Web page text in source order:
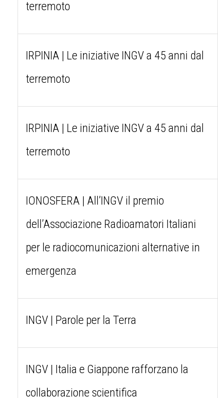
terremoto
IRPINIA | Le iniziative INGV a 45 anni dal
terremoto
IRPINIA | Le iniziative INGV a 45 anni dal
terremoto
IONOSFERA | All’INGV il premio
dell’Associazione Radioamatori Italiani
per le radiocomunicazioni alternative in
emergenza
INGV | Parole per la Terra
INGV | Italia e Giappone rafforzano la
collaborazione scientifica